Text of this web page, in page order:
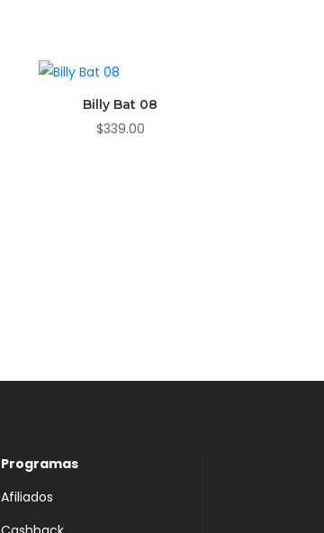
Billy Bat 08
$339.00
Programas
Afiliados